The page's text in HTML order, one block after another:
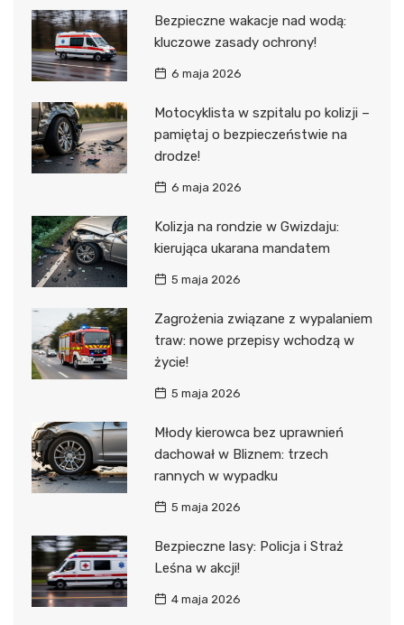
Bezpieczne wakacje nad wodą:
kluczowe zasady ochrony!
6 maja 2026
Motocyklista w szpitalu po kolizji –
pamiętaj o bezpieczeństwie na
drodze!
6 maja 2026
Kolizja na rondzie w Gwizdaju:
kierująca ukarana mandatem
5 maja 2026
Zagrożenia związane z wypalaniem
traw: nowe przepisy wchodzą w
życie!
5 maja 2026
Młody kierowca bez uprawnień
dachował w Bliznem: trzech
rannych w wypadku
5 maja 2026
Bezpieczne lasy: Policja i Straż
Leśna w akcji!
4 maja 2026